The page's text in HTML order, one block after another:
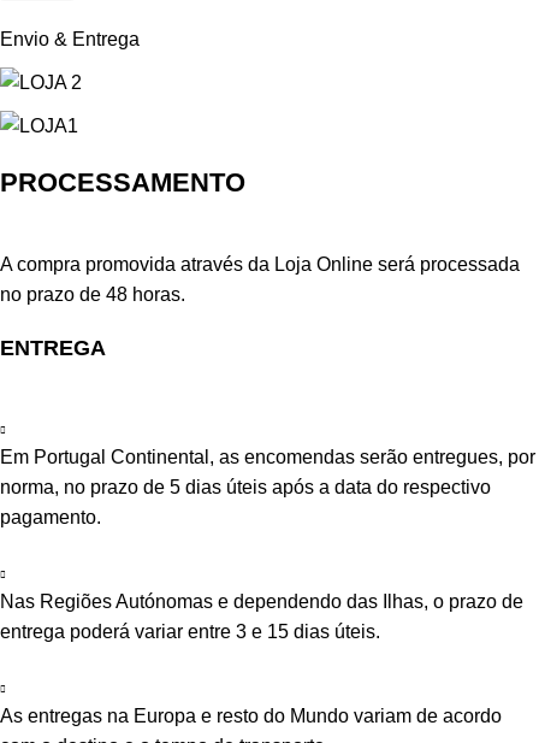
Envio & Entrega
PROCESSAMENTO
A compra promovida através da Loja Online será processada
no prazo de 48 horas.
ENTREGA
Em Portugal Continental, as encomendas serão entregues, por
norma, no prazo de 5 dias úteis após a data do respectivo
pagamento.
Nas Regiões Autónomas e dependendo das Ilhas, o prazo de
entrega poderá variar entre 3 e 15 dias úteis.
As entregas na Europa e resto do Mundo variam de acordo